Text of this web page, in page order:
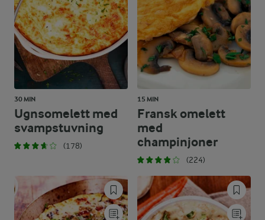
30 MIN
Ugnsomelett med
svampstuvning
(178)
15 MIN
Fransk omelett
med
champinjoner
(224)